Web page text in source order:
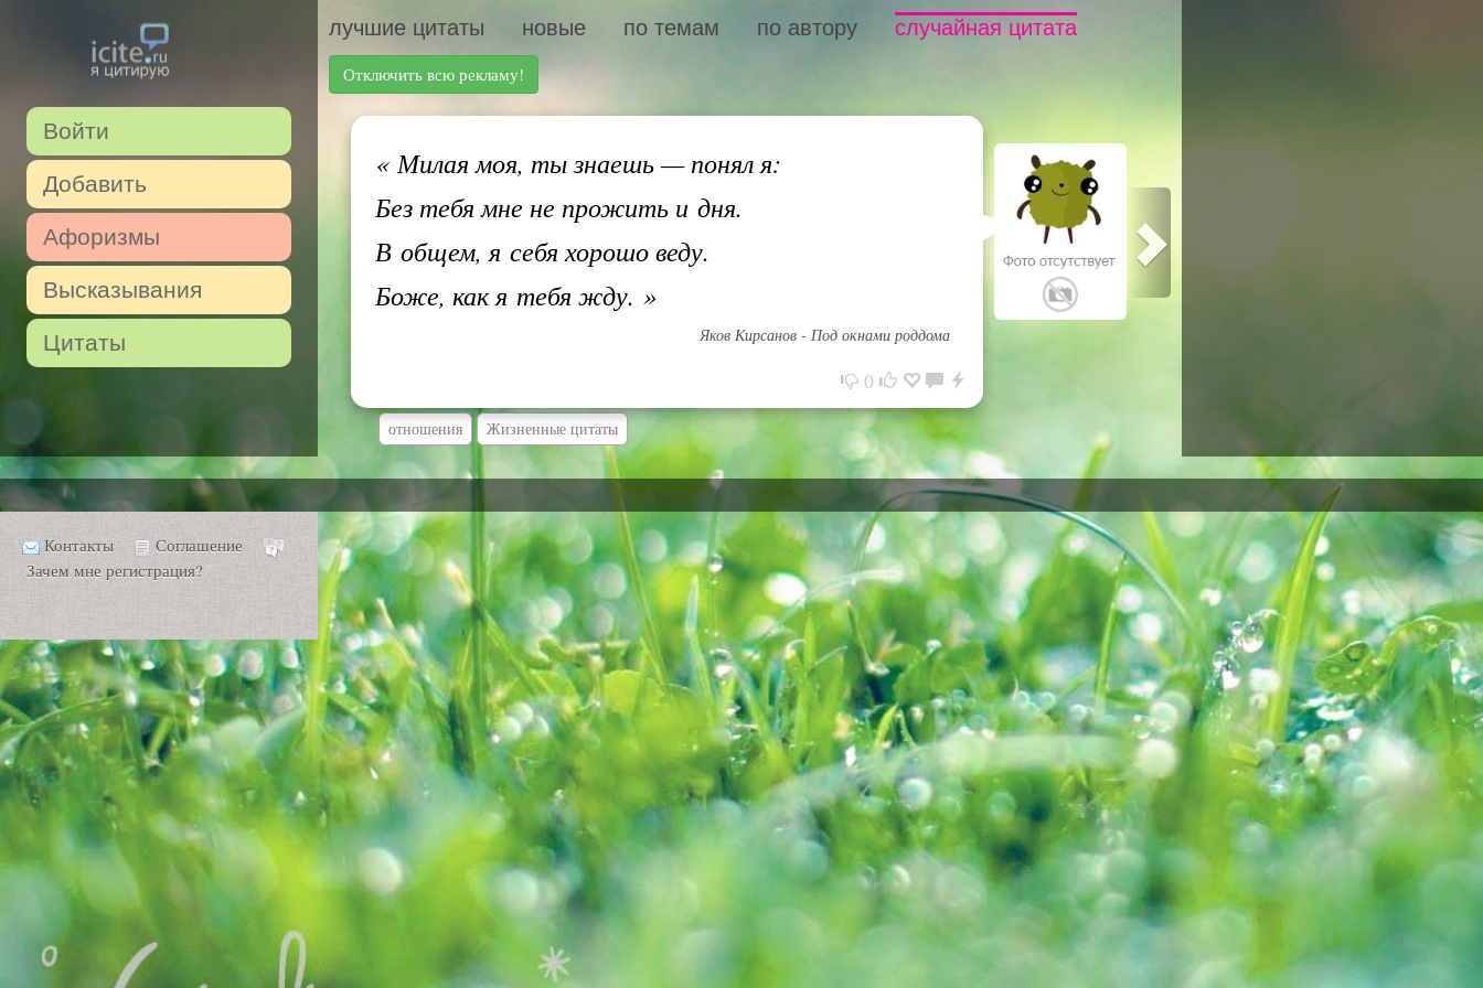
Войти
Добавить
Афоризмы
Высказывания
Цитаты
лучшие цитаты новые по темам по автору случайная цитата
Отключить всю рекламу!
«Милая моя, ты знаешь — понял я:
Без тебя мне не прожить и дня.
В общем, я себя хорошо веду.
Боже, как я тебя жду. »
Яков Кирсанов - Под окнами роддома
0
отношения Жизненные цитаты
Контакты
Соглашение
Зачем мне регистрация?